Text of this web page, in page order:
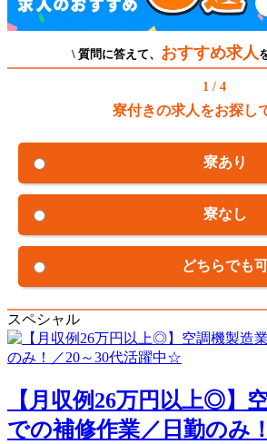
\ 質問に答えて、 おすすめ求人
1 / 4
寮付きの求人をお探し
寮あり
寮なし
どちらでも
スペシャル
【月収例26万円以上◎】
での補修作業／日勤のみ